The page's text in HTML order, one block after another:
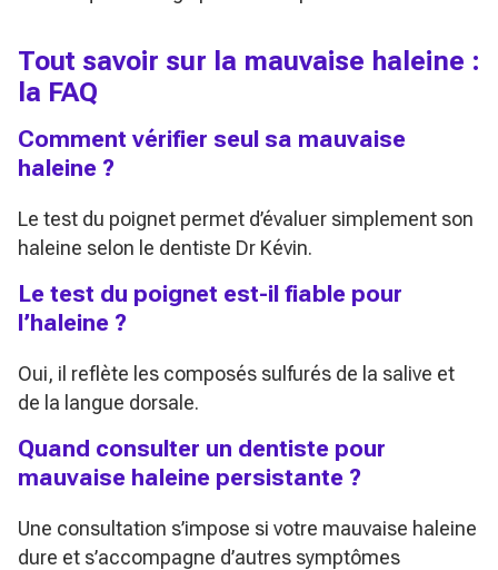
Tout savoir sur la mauvaise haleine :
la FAQ
Comment vérifier seul sa mauvaise
haleine ?
Le test du poignet permet d’évaluer simplement son
haleine selon le dentiste Dr Kévin.
Le test du poignet est-il fiable pour
l’haleine ?
Oui, il reflète les composés sulfurés de la salive et
de la langue dorsale.
Quand consulter un dentiste pour
mauvaise haleine persistante ?
Une consultation s’impose si votre mauvaise haleine
dure et s’accompagne d’autres symptômes